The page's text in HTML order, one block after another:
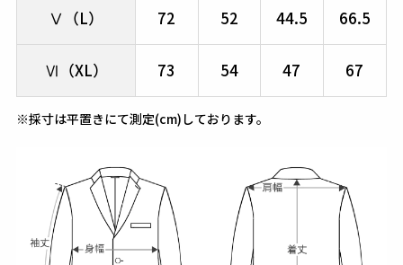
Ⅴ（L） 72 52 44.5 66.5
Ⅵ（XL） 73 54 47 67
※採寸は平置きにて測定(cm)しております。